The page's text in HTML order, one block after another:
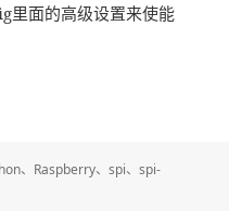
里面的高级设置来使能
[Errno 22]问题解决
、 Raspberry、spi、spi-
[Errno 22]问题解决